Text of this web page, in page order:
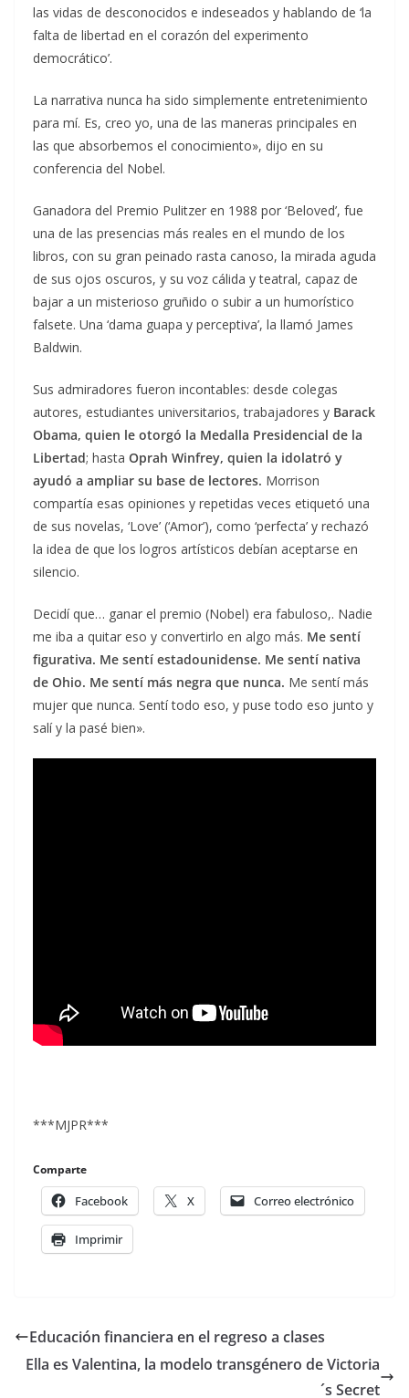
las vidas de desconocidos e indeseados y hablando de ‘la
falta de libertad en el corazón del experimento
democrático’.
La narrativa nunca ha sido simplemente entretenimiento
para mí. Es, creo yo, una de las maneras principales en
las que absorbemos el conocimiento», dijo en su
conferencia del Nobel.
Ganadora del Premio Pulitzer en 1988 por ‘Beloved’, fue
una de las presencias más reales en el mundo de los
libros, con su gran peinado rasta canoso, la mirada aguda
de sus ojos oscuros, y su voz cálida y teatral, capaz de
bajar a un misterioso gruñido o subir a un humorístico
falsete. Una ‘dama guapa y perceptiva’, la llamó James
Baldwin.
Sus admiradores fueron incontables: desde colegas
autores, estudiantes universitarios, trabajadores y Barack
Obama, quien le otorgó la Medalla Presidencial de la
Libertad; hasta Oprah Winfrey, quien la idolatró y
ayudó a ampliar su base de lectores. Morrison
compartía esas opiniones y repetidas veces etiquetó una
de sus novelas, ‘Love’ (‘Amor’), como ‘perfecta’ y rechazó
la idea de que los logros artísticos debían aceptarse en
silencio.
Decidí que… ganar el premio (Nobel) era fabuloso,. Nadie
me iba a quitar eso y convertirlo en algo más. Me sentí
figurativa. Me sentí estadounidense. Me sentí nativa
de Ohio. Me sentí más negra que nunca. Me sentí más
mujer que nunca. Sentí todo eso, y puse todo eso junto y
salí y la pasé bien».
***MJPR***
Comparte
Facebook X Correo electrónico
Imprimir
Educación financiera en el regreso a clases
Ella es Valentina, la modelo transgénero de Victoria
´s Secret